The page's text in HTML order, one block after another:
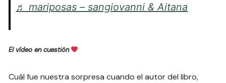
♬ mariposas – sangiovanni & Aitana
El vídeo en cuestión
Cuál fue nuestra sorpresa cuando el autor del libro,